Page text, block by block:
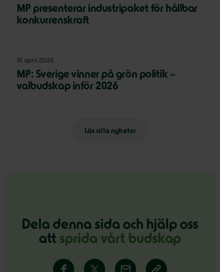
MP presenterar industripaket för hållbar
konkurrenskraft
16 april 2026
MP: Sverige vinner på grön politik –
valbudskap inför 2026
Läs alla nyheter
Dela denna sida och hjälp oss
att sprida vårt budskap